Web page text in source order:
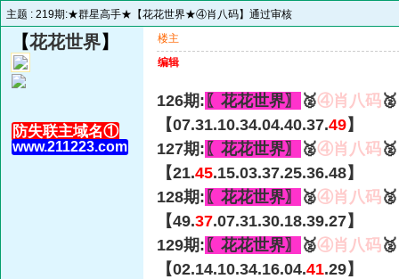
主题 : 219期:★群星高手★【花花世界★④肖八码】通过审核
【花花世界】
防失联主域名①
www.211223.com
楼主
编辑
126期: 〖花花世界〗 🥈④肖八码
【07.31.10.34.04.40.37.49】
127期: 〖花花世界〗 🥈④肖八码
【21.45.15.03.37.25.36.48】
128期: 〖花花世界〗 🥈④肖八码
【49.37.07.31.30.18.39.27】
129期: 〖花花世界〗 🥈④肖八码
【02.14.10.34.16.04.41.29】